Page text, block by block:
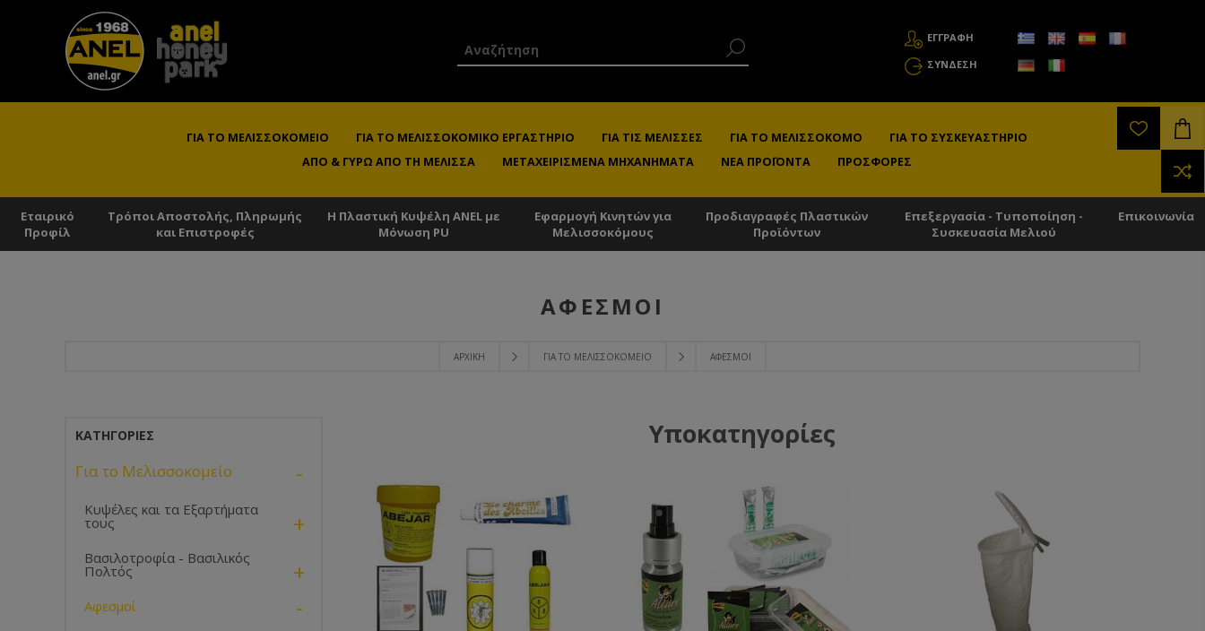
ΕΓΓΡΑΦΗ
ΣΎΝΔΕΣΗ
ΓΙΑ ΤΟ ΜΕΛΙΣΣΟΚΟΜΕΊΟ ΓΙΑ ΤΟ ΜΕΛΙΣΣΟΚΟΜΙΚΌ ΕΡΓΑΣΤΉΡΙΟ ΓΙΑ ΤΙΣ ΜΈΛΙΣΣΕΣ ΓΙΑ ΤΟ ΜΕΛΙΣΣΟΚΌΜΟ
ΓΙΑ ΤΟ ΣΥΣΚΕΥΑΣΤΉΡΙΟ
ΑΠΌ & ΓΎΡΩ ΑΠΌ ΤΗ ΜΈΛΙΣΣΑ
ΜΕΤΑΧΕΙΡΙΣΜΈΝΑ ΜΗΧΑΝΉΜΑΤΑ ΝΈΑ ΠΡΟΪΌΝΤΑ ΠΡΟΣΦΟΡΈΣ
Εταιρικό
Προφίλ
Τρόποι Αποστολής, Πληρωμής
και Επιστροφές
Η Πλαστική Κυψέλη ANEL με
Μόνωση PU
Εφαρμογή Κινητών για
Μελισσοκόμους
Προδιαγραφές Πλαστικών
Προϊόντων
Επεξεργασία - Τυποποίηση -
Συσκευασία Μελιού
Επικοινωνία
ΑΡΧΙΚΉ ΓΙΑ ΤΟ ΜΕΛΙΣΣΟΚΟΜΕΊΟ ΑΦΕΣΜΟΊ
ΑΦΕΣΜΟΊ
Υποκατηγορίες
ΚΑΤΗΓΟΡΊΕΣ
Για το Μελισσοκομείο -
Κυψέλες και τα Εξαρτήματα
τους +
Βασιλοτροφία - Βασιλικός
Πολτός +
Αφεσμοί -